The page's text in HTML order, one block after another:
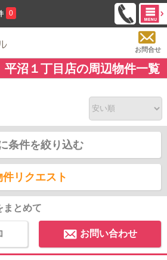
0
お問合せ
平沼１丁目店の周辺物件一覧
条件を絞り込む
件リクエスト
まとめて
お問い合わせ